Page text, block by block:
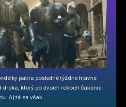
patria posledné týždne hlavne
draka, ktorý po dvoch rokoch čakania
Aj tá sa však…